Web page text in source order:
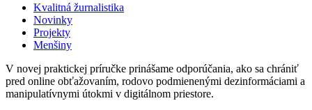
Kvalitná žurnalistika
Novinky
Projekty
Menšiny
V novej praktickej príručke prinášame odporúčania, ako sa chrániť
pred online obťažovaním, rodovo podmienenými dezinformáciami a
manipulatívnymi útokmi v digitálnom priestore.